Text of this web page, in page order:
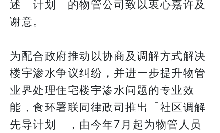
述「计划」的物管公司致以衷心嘉许及
谢意。
为配合政府推动以协商及调解方式解决
楼宇渗水争议纠纷，并进一步提升物管
业界处理住宅楼宇渗水问题的专业效
能，食环署联同律政司推出「社区调解
先导计划」，由今年7月起为物管人员